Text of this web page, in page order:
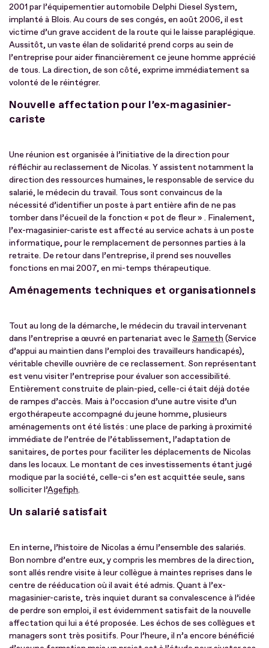
2001 par l’équipementier automobile Delphi Diesel System,
implanté à Blois. Au cours de ses congés, en août 2006, il est
victime d’un grave accident de la route qui le laisse paraplégique.
Aussitôt, un vaste élan de solidarité prend corps au sein de
l’entreprise pour aider financièrement ce jeune homme apprécié
de tous. La direction, de son côté, exprime immédiatement sa
volonté de le réintégrer.
Nouvelle affectation pour l’ex-magasinier-
cariste
Une réunion est organisée à l’initiative de la direction pour
réfléchir au reclassement de Nicolas. Y assistent notamment la
direction des ressources humaines, le responsable de service du
salarié, le médecin du travail. Tous sont convaincus de la
nécessité d’identifier un poste à part entière afin de ne pas
tomber dans l’écueil de la fonction « pot de fleur » . Finalement,
l’ex-magasinier-cariste est affecté au service achats à un poste
informatique, pour le remplacement de personnes parties à la
retraite. De retour dans l’entreprise, il prend ses nouvelles
fonctions en mai 2007, en mi-temps thérapeutique.
Aménagements techniques et organisationnels
Tout au long de la démarche, le médecin du travail intervenant
dans l’entreprise a œuvré en partenariat avec le Sameth (Service
d’appui au maintien dans l’emploi des travailleurs handicapés),
véritable cheville ouvrière de ce reclassement. Son représentant
est venu visiter l’entreprise pour évaluer son accessibilité.
Entièrement construite de plain-pied, celle-ci était déjà dotée
de rampes d’accès. Mais à l’occasion d’une autre visite d’un
ergothérapeute accompagné du jeune homme, plusieurs
aménagements ont été listés : une place de parking à proximité
immédiate de l’entrée de l’établissement, l’adaptation de
sanitaires, de portes pour faciliter les déplacements de Nicolas
dans les locaux. Le montant de ces investissements étant jugé
modique par la société, celle-ci s’en est acquittée seule, sans
solliciter l’Agefiph.
Un salarié satisfait
En interne, l’histoire de Nicolas a ému l’ensemble des salariés.
Bon nombre d’entre eux, y compris les membres de la direction,
sont allés rendre visite à leur collègue à maintes reprises dans le
centre de rééducation où il avait été admis. Quant à l’ex-
magasinier-cariste, très inquiet durant sa convalescence à l’idée
de perdre son emploi, il est évidemment satisfait de la nouvelle
affectation qui lui a été proposée. Les échos de ses collègues et
managers sont très positifs. Pour l’heure, il n’a encore bénéficié